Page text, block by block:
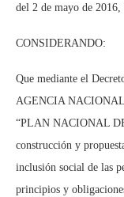
del 2 de mayo de 2016,
CONSIDERANDO:
Que mediante el
AGENCIA
“PLAN NACIONAL
construcción y
inclusión social de las
principios y